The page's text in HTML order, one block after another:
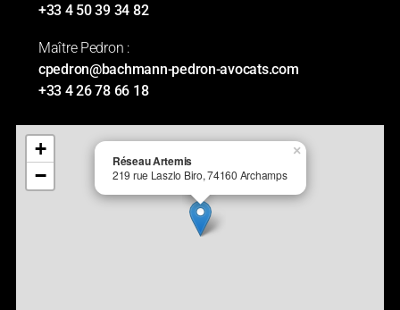
Réseau Artemis
219 rue Laszlo Biro, 74160 Archamps
×
+
−
+33 4 50 39 34 82
Maître Pedron :
cpedron@bachmann-pedron-avocats.com
+33 4 26 78 66 18